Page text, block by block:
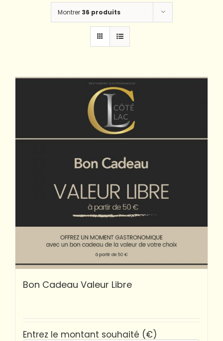
Montrer 36 produits
Bon Cadeau Valeur Libre
Entrez le montant souhaité (€)